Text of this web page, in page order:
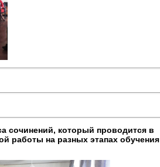
сочинений, который проводится в
работы на разных этапах обучения